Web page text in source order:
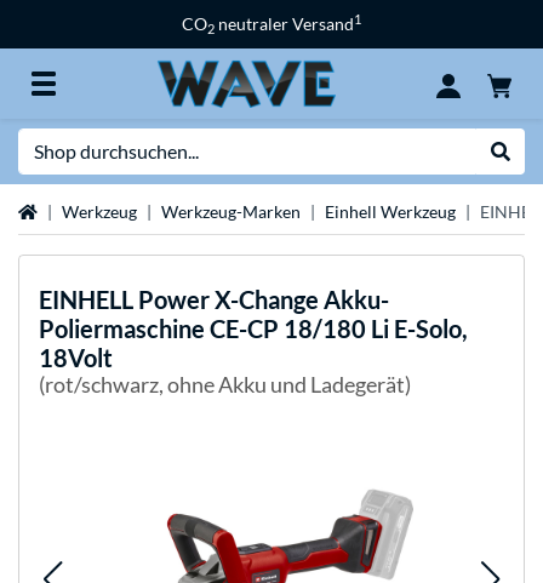
CO2 neutraler Versand1
StartseiteWerkzeug Werkzeug-Marken Einhell Werkzeug
EINHELL Power X-Change Akku-
Poliermaschine CE-CP 18/180 Li E-Solo,
18Volt
(rot/schwarz, ohne Akku und Ladegerät)